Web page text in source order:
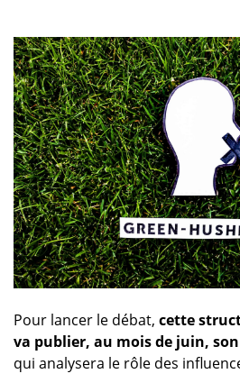
Pour lancer le débat, cette
va publier, au mois de juin,
qui analysera le rôle des